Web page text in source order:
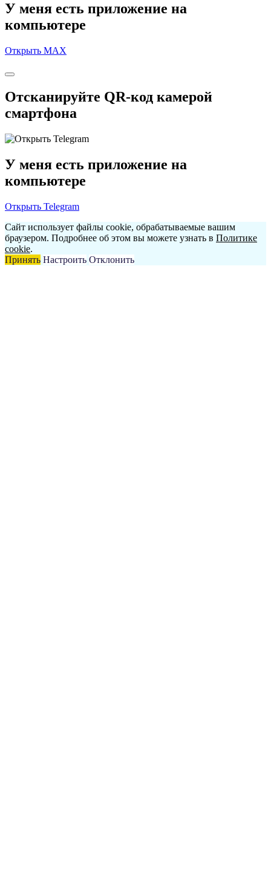
У меня есть приложение на
компьютере
Открыть MAX
Отсканируйте QR-код камерой
смартфона
У меня есть приложение на
компьютере
Открыть Telegram
Сайт использует файлы cookie, обрабатываемые вашим
браузером. Подробнее об этом вы можете узнать в Политике
cookie.
Принять Настроить Отклонить